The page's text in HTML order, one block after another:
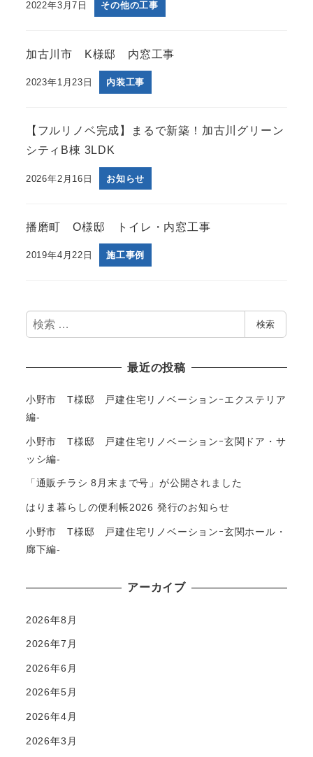
2022年3月7日 その他の工事
加古川市 K様邸 内窓工事
2023年1月23日 内装工事
【フルリノベ完成】まるで新築！加古川グリーン
シティB棟 3LDK
2026年2月16日 お知らせ
播磨町 O様邸 トイレ・内窓工事
2019年4月22日 施工事例
検
索
検索
最近の投稿
小野市 T様邸 戸建住宅リノベーションｰエクステリア
編-
小野市 T様邸 戸建住宅リノベーションｰ玄関ドア・サ
ッシ編-
「通販チラシ 8月末まで号」が公開されました
はりま暮らしの便利帳2026 発行のお知らせ
小野市 T様邸 戸建住宅リノベーションｰ玄関ホール・
廊下編-
アーカイブ
2026年8月
2026年7月
2026年6月
2026年5月
2026年4月
2026年3月